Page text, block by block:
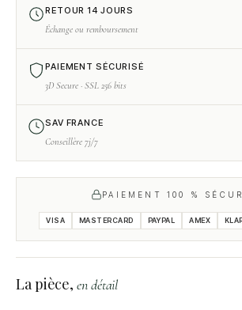
RETOUR 14 JOURS
Échange ou remboursement
PAIEMENT SÉCURISÉ
3D Secure · SSL 256 bits
SAV FRANCE
Conseillère 7j/7
PAIEMENT 100 %
VISA MASTERCARD PAYPAL AMEX
La pièce,en détail